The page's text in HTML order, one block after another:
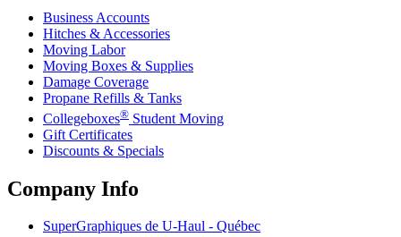
Business Accounts
Hitches & Accessories
Moving Labor
Moving Boxes & Supplies
Damage Coverage
Propane Refills & Tanks
Collegeboxes® Student Moving
Gift Certificates
Discounts & Specials
Company Info
SuperGraphiques de U-Haul - Québec